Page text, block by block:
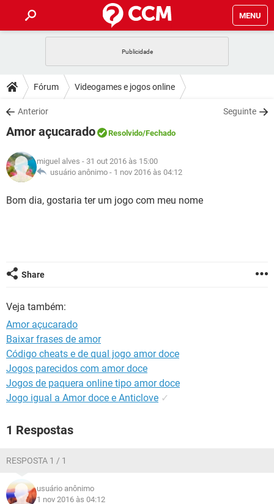
MENU
CELULAR FACEBOOK
OUTLOOK
INSTAGRAM GMAIL
GUIA DE COMPRAS
DICAS
JOGOS WHATSAPP
INSTAGRAM GMAIL
GUIA DE COMPRAS
DOWNLOADS
JOGOS WHATSAPP
CELULAR
OUTLOOK EXCEL
INSTAGRAM
JOGOS WHATSAPP
CELULAR
OUTLOOK EXCEL
GLOSSÁRIO
JOGOS
GUIA DE COMPRAS
Fórum Videogames e jogos online
Anterior Seguinte
Amor açucarado Resolvido/Fechado
miguel alves - 31 out 2016 às 15:00
usuário anônimo - 1 nov 2016 às 04:12
Bom dia, gostaria ter um jogo com meu nome
Share
Veja também:
Amor açucarado
Baixar frases de amor
Código cheats e de qual jogo amor doce
Jogos parecidos com amor doce
Jogos de paquera online tipo amor doce
Jogo igual a Amor doce e Anticlove ✓
1 Respostas
RESPOSTA 1 / 1
usuário anônimo
1 nov 2016 às 04:12